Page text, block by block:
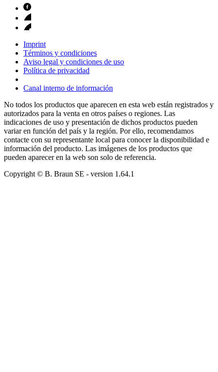
Imprint
Términos y condiciones
Aviso legal y condiciones de uso
Política de privacidad
Canal interno de información
No todos los productos que aparecen en esta web están registrados y
autorizados para la venta en otros países o regiones. Las
indicaciones de uso y presentación de dichos productos pueden
variar en función del país y la región. Por ello, recomendamos
contacte con su representante local para conocer la disponibilidad e
información del producto. Las imágenes de los productos que
pueden aparecer en la web son solo de referencia.
Copyright © B. Braun SE - version 1.64.1